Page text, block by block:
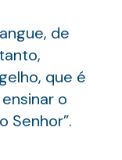
de
que é
o
Senhor”.